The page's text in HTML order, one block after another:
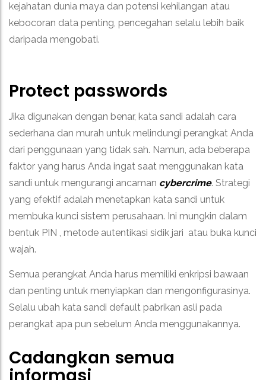
kejahatan dunia maya dan potensi kehilangan atau
kebocoran data penting, pencegahan selalu lebih baik
daripada mengobati.
Protect passwords
Jika digunakan dengan benar, kata sandi adalah cara
sederhana dan murah untuk melindungi perangkat Anda
dari penggunaan yang tidak sah. Namun, ada beberapa
faktor yang harus Anda ingat saat menggunakan kata
sandi untuk mengurangi ancaman cybercrime. Strategi
yang efektif adalah menetapkan kata sandi untuk
membuka kunci sistem perusahaan. Ini mungkin dalam
bentuk PIN , metode autentikasi sidik jari atau buka kunci
wajah.
Semua perangkat Anda harus memiliki enkripsi bawaan
dan penting untuk menyiapkan dan mengonfigurasinya.
Selalu ubah kata sandi default pabrikan asli pada
perangkat apa pun sebelum Anda menggunakannya.
Cadangkan semua